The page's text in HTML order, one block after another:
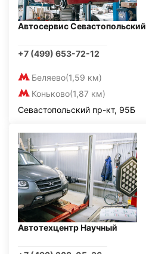
Автосервис Севастопольский
+7 (499) 653-72-12
Беляево(1,59 км)
Коньково(1,87 км)
Севастопольский пр-кт, 95Б
Автотехцентр Научный